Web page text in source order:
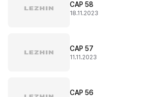
CAP 58
18.11.2023
CAP 57
11.11.2023
CAP 56